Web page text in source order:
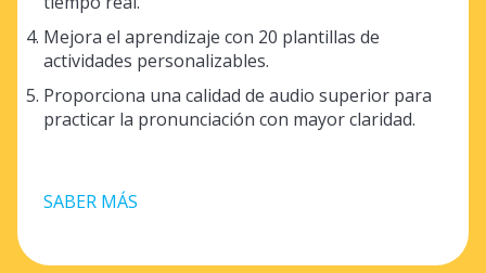
Mejora el aprendizaje con 20 plantillas de
actividades personalizables.
Proporciona una calidad de audio superior para
practicar la pronunciación con mayor claridad.
SABER MÁS